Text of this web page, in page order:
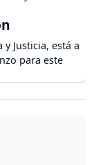
Justicia, está a
para este